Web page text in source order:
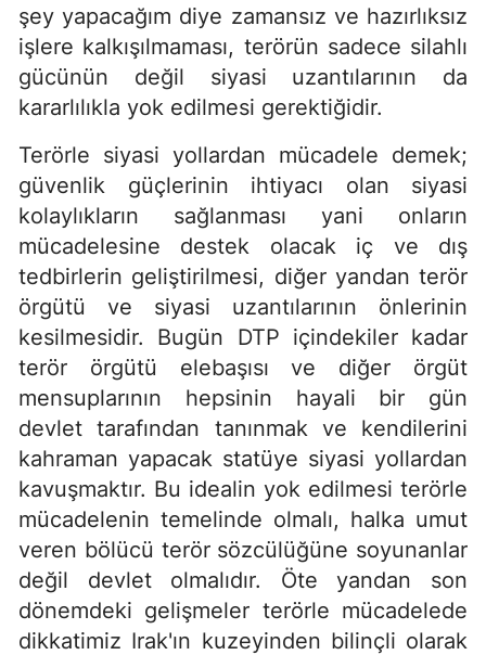
şey yapacağım diye zamansız ve hazırlıksız
işlere kalkışılmaması, terörün sadece silahlı
gücünün değil siyasi uzantılarının da
kararlılıkla yok edilmesi gerektiğidir.
Terörle siyasi yollardan mücadele demek;
güvenlik güçlerinin ihtiyacı olan siyasi
kolaylıkların sağlanması yani onların
mücadelesine destek olacak iç ve dış
tedbirlerin geliştirilmesi, diğer yandan terör
örgütü ve siyasi uzantılarının önlerinin
kesilmesidir. Bugün DTP içindekiler kadar
terör örgütü elebaşısı ve diğer örgüt
mensuplarının hepsinin hayali bir gün
devlet tarafından tanınmak ve kendilerini
kahraman yapacak statüye siyasi yollardan
kavuşmaktır. Bu idealin yok edilmesi terörle
mücadelenin temelinde olmalı, halka umut
veren bölücü terör sözcülüğüne soyunanlar
değil devlet olmalıdır. Öte yandan son
dönemdeki gelişmeler terörle mücadelede
dikkatimiz Irak'ın kuzeyinden bilinçli olarak